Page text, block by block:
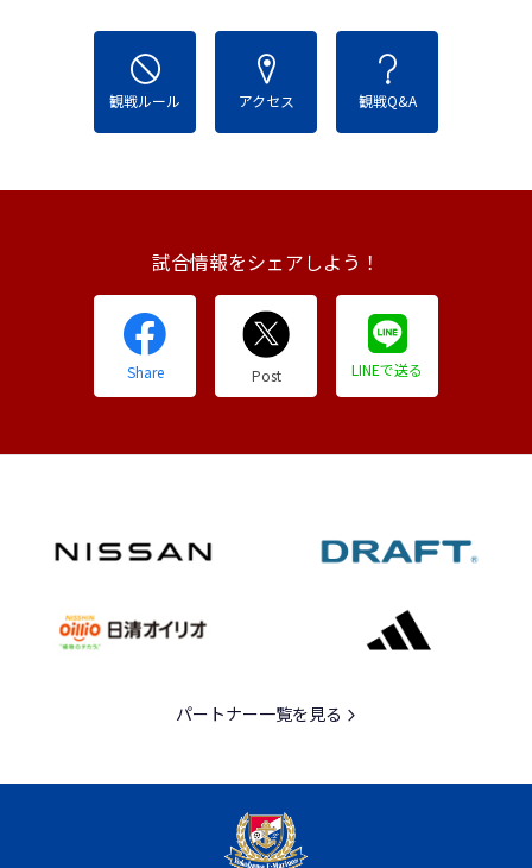
観戦ルール アクセス 観戦Q&A
試合情報をシェアしよう！
Share Post LINEで送る
パートナー一覧を見る